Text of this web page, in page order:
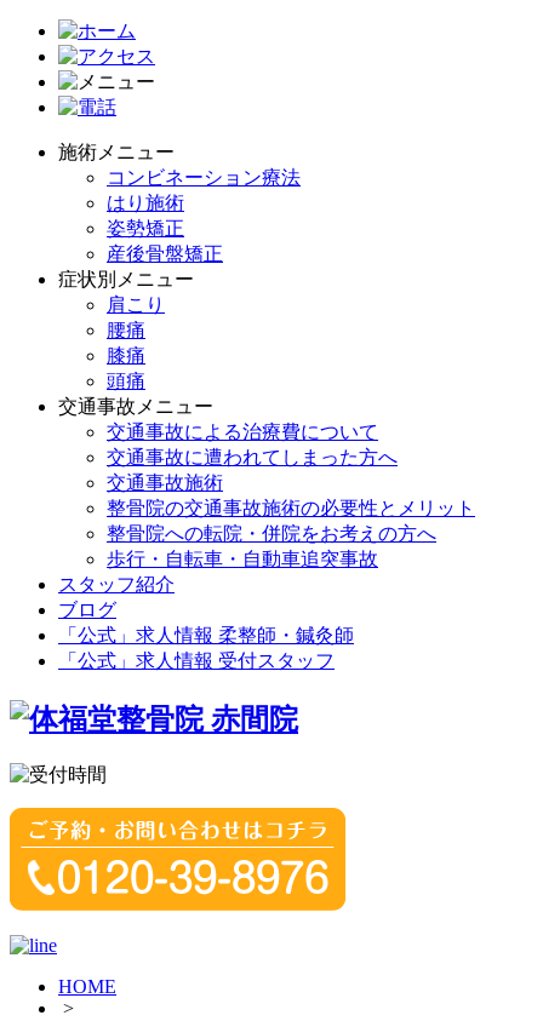
施術メニュー
コンビネーション療法
はり施術
姿勢矯正
産後骨盤矯正
症状別メニュー
肩こり
腰痛
膝痛
頭痛
交通事故メニュー
交通事故による治療費について
交通事故に遭われてしまった方へ
交通事故施術
整骨院の交通事故施術の必要性とメリット
整骨院への転院・併院をお考えの方へ
歩行・自転車・自動車追突事故
スタッフ紹介
ブログ
「公式」求人情報 柔整師・鍼灸師
「公式」求人情報 受付スタッフ
HOME
>